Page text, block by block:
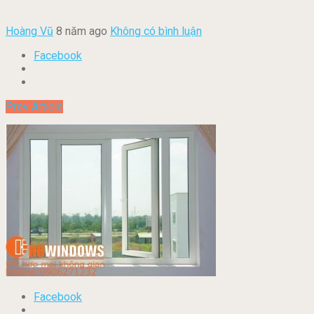
Hoàng Vũ 8 năm ago Không có bình luận
Facebook
Prev Article
Facebook